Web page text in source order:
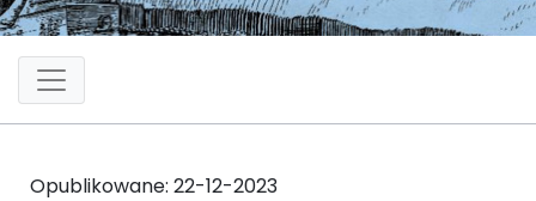
Opublikowane: 22-12-2023